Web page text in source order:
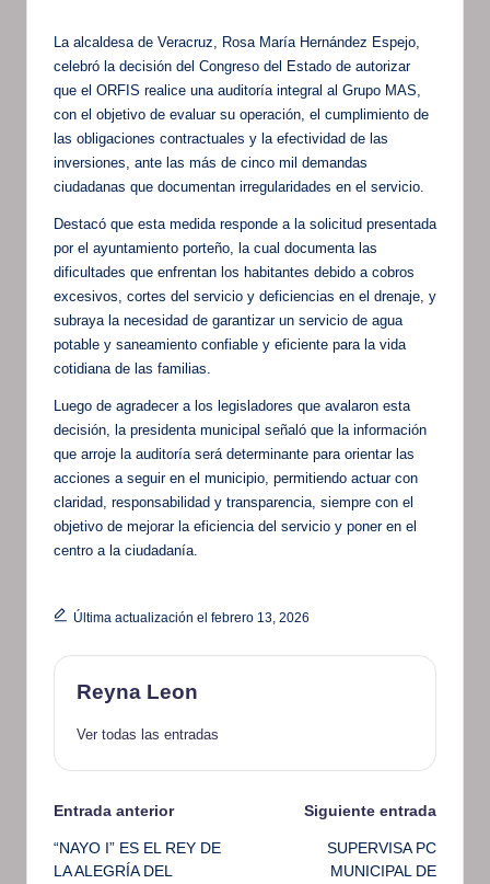
La alcaldesa de Veracruz, Rosa María Hernández Espejo,
celebró la decisión del Congreso del Estado de autorizar
que el ORFIS realice una auditoría integral al Grupo MAS,
con el objetivo de evaluar su operación, el cumplimiento de
las obligaciones contractuales y la efectividad de las
inversiones, ante las más de cinco mil demandas
ciudadanas que documentan irregularidades en el servicio.
Destacó que esta medida responde a la solicitud presentada
por el ayuntamiento porteño, la cual documenta las
dificultades que enfrentan los habitantes debido a cobros
excesivos, cortes del servicio y deficiencias en el drenaje, y
subraya la necesidad de garantizar un servicio de agua
potable y saneamiento confiable y eficiente para la vida
cotidiana de las familias.
Luego de agradecer a los legisladores que avalaron esta
decisión, la presidenta municipal señaló que la información
que arroje la auditoría será determinante para orientar las
acciones a seguir en el municipio, permitiendo actuar con
claridad, responsabilidad y transparencia, siempre con el
objetivo de mejorar la eficiencia del servicio y poner en el
centro a la ciudadanía.
Última actualización el febrero 13, 2026
Reyna Leon
Ver todas las entradas
Navegación
de
Entrada anterior
“NAYO I” ES EL REY DE
LA ALEGRÍA DEL
Siguiente entrada
SUPERVISA PC
MUNICIPAL DE